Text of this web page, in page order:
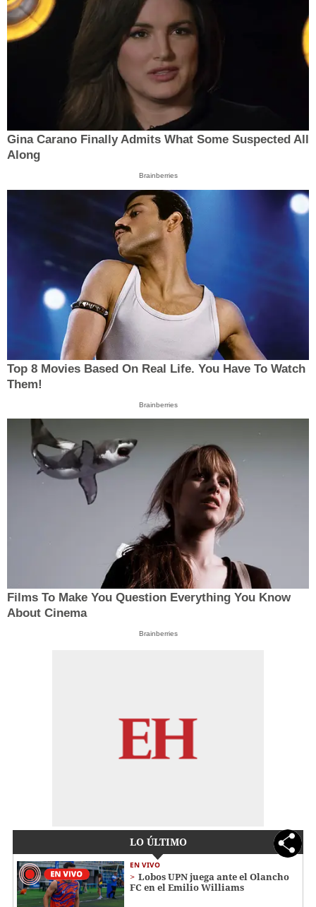
Gina Carano Finally Admits What Some Suspected All
Along
Brainberries
Top 8 Movies Based On Real Life. You Have To Watch
Them!
Brainberries
Films To Make You Question Everything You Know
About Cinema
Brainberries
LO ÚLTIMO
EN VIVO
Lobos UPN juega ante el Olancho
FC en el Emilio Williams